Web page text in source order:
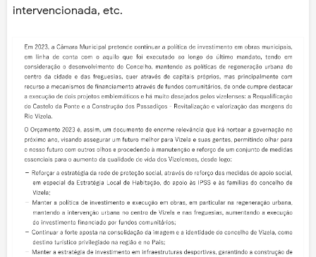
intervencionada, etc.